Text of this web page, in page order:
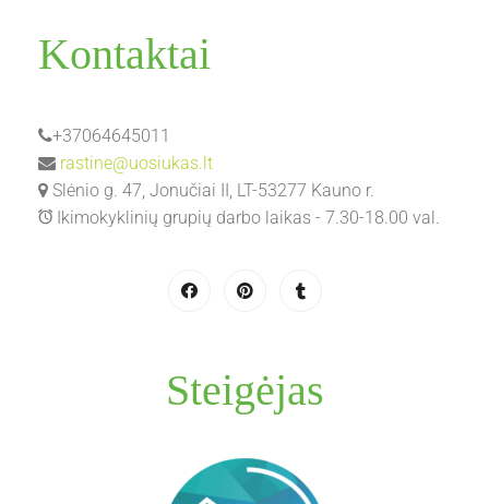
Kontaktai
+37064645011
rastine@uosiukas.lt
Slėnio g. 47, Jonučiai II, LT-53277 Kauno r.
Ikimokyklinių grupių darbo laikas - 7.30-18.00 val.
Steigėjas